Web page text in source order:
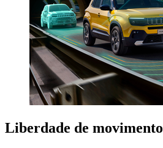
Liberdade de movimento